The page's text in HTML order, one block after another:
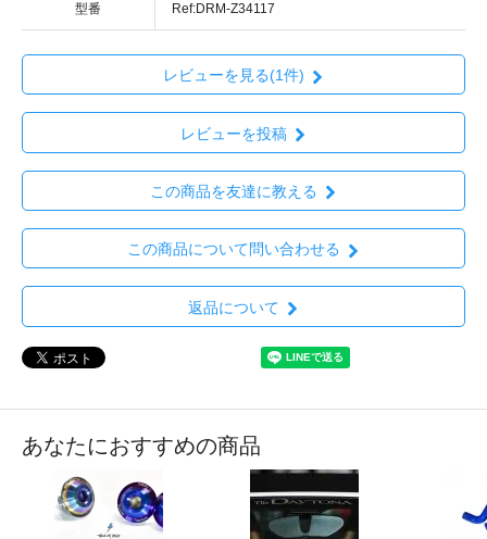
型番 Ref:DRM-Z34117
レビューを見る(1件)
レビューを投稿
この商品を友達に教える
この商品について問い合わせる
返品について
あなたにおすすめの商品